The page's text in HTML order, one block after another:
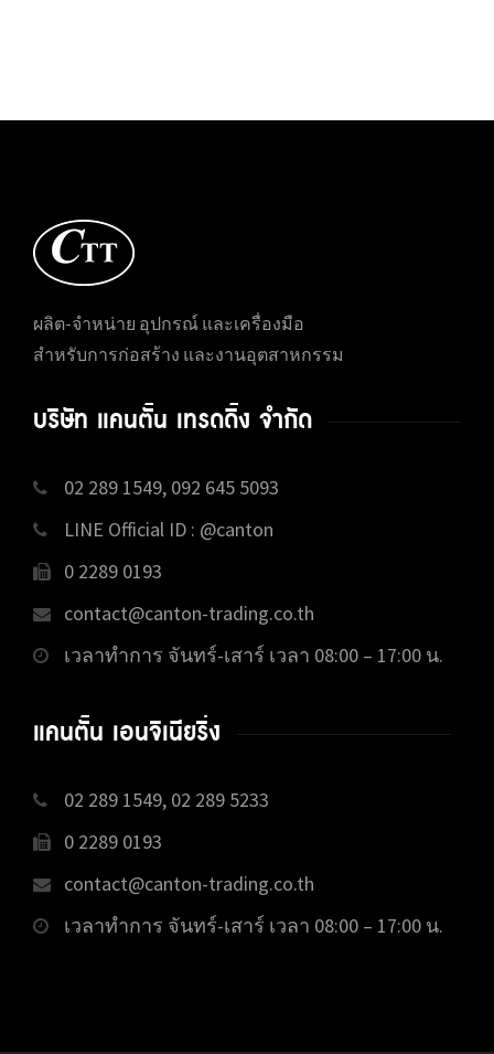
ผลิต-จำหน่าย อุปกรณ์ และเครื่องมือ
สำหรับการก่อสร้าง และงานอุตสาหกรรม
บริษัท แคนตั้น เทรดดิ้ง จำกัด
02 289 1549, 092 645 5093
LINE Official ID : @canton
0 2289 0193
contact@canton-trading.co.th
เวลาทำการ จันทร์-เสาร์ เวลา 08:00 – 17:00 น.
แคนตั้น เอนจิเนียริ่ง
02 289 1549, 02 289 5233
0 2289 0193
contact@canton-trading.co.th
เวลาทำการ จันทร์-เสาร์ เวลา 08:00 – 17:00 น.